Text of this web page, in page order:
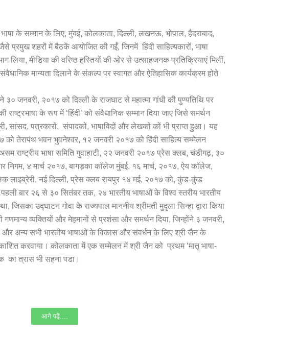
भाषा के सम्मान के लिए, मुंबई, कोलकाता, दिल्ली, लखनऊ, भोपाल, हैदराबाद,
प्रमुख शहरों में बैठकें आयोजित की गईं, जिनमें हिंदी साहित्यकारों, भाषा
लिया, मीडिया की वरिष्ठ हस्तियों की ओर से उत्साहजनक प्रतिक्रियाएं मिलीं,
संवैधानिक मान्यता दिलाने के संकल्प पर स्वागत और ऐतिहासिक कार्यक्रम होते
जनवरी, २०१७ को दिल्ली के राजघाट से महात्मा गांधी की पुण्यतिथि पर
के रूप में ‘हिंदी’ को संवैधानिक सम्मान दिया जाए जिसे समर्थन
सांसद, पत्रकारों, संपादकों, भाषाविदों और लेखकों कों भी प्राप्त हुआ। यह
को तेरापंथ भवन भुवनेश्वर, १२ जनवरी २०१७ को हिंदी साहित्य सम्मेलन
राष्ट्रीय भाषा समिति गुवाहाटी, २२ जनवरी २०१७ प्रेस क्लब, चंडीगढ़, ३०
निगम, ४ मार्च २०१७, बागड़का कॉलेज मुंबई, १६ मार्च, २०१७, ऐय कॉलेज,
लाइब्रेरी, नई दिल्ली, प्रेस क्लब रायपुर १४ मई, २०१७ को, कुंड-कुंड
बार २६ से ३० सितंबर तक, २४ भारतीय भाषाओं के विश्व स्तरीय भारतीय
उद्घाटन गोवा के राज्यपाल माननीय श्रीमती मुदृला सिन्हा द्वारा किया
व्यक्तियों और मेहमानों से प्रशंसा और समर्थन दिया, जिन्होंने ३ जनवरी,
और अन्य सभी भारतीय भाषाओं के विकास और संवर्धन के लिए श्री जैन के
करवाया। कोलकाता में एक सम्मेलन में श्री जैन को प्रथम ‘मातृ भाषा-
का त्रास भी सहना पडा।
आगे पढ़ें....